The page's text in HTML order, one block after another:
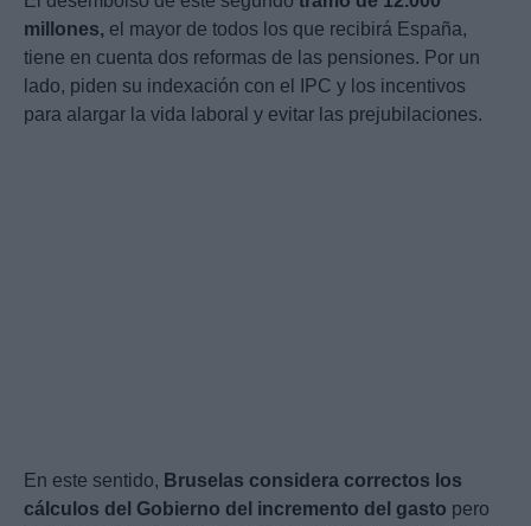
millones, el mayor de todos los que recibirá España,
tiene en cuenta dos reformas de las pensiones. Por un
lado, piden su indexación con el IPC y los incentivos
para alargar la vida laboral y evitar las prejubilaciones.
En este sentido, Bruselas considera correctos los
cálculos del Gobierno del incremento del gasto pero